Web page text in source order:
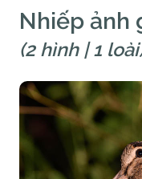
Nhiếp ảnh
(2 hình | 1